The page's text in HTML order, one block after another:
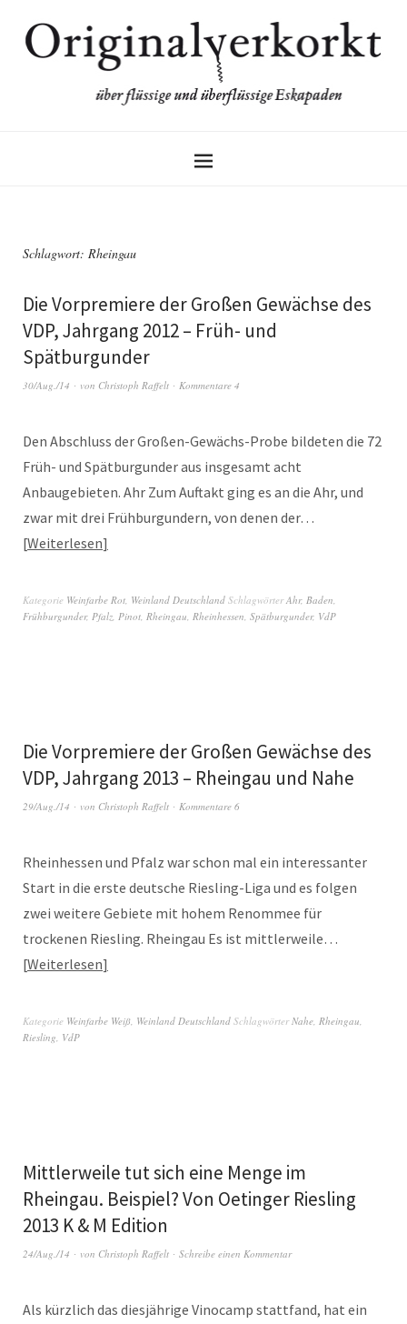
Schlagwort: Rheingau
Die Vorpremiere der Großen Gewächse des
VDP, Jahrgang 2012 – Früh- und
Spätburgunder
30/Aug./14 von Christoph Raffelt Kommentare 4
Den Abschluss der Großen-Gewächs-Probe bildeten die 72
Früh- und Spätburgunder aus insgesamt acht
Anbaugebieten. Ahr Zum Auftakt ging es an die Ahr, und
zwar mit drei Frühburgundern, von denen der…
Weiterlesen
Kategorie Weinfarbe Rot Weinland Deutschland SchlagwörterAhr, Baden
Frühburgunder, Pfalz Pinot Rheingau Rheinhessen Spätburgunder, VdP
Die Vorpremiere der Großen Gewächse des
VDP, Jahrgang 2013 – Rheingau und Nahe
29/Aug./14 von Christoph Raffelt Kommentare 6
Rheinhessen und Pfalz war schon mal ein interessanter
Start in die erste deutsche Riesling-Liga und es folgen
zwei weitere Gebiete mit hohem Renommee für
trockenen Riesling. Rheingau Es ist mittlerweile…
Weiterlesen
Kategorie Weinfarbe Weiß Weinland Deutschland SchlagwörterNahe Rheingau
Riesling VdP
Mittlerweile tut sich eine Menge im
Rheingau. Beispiel? Von Oetinger Riesling
2013 K & M Edition
24/Aug./14 von Christoph Raffelt Schreibe einen Kommentar
Als kürzlich das diesjährige Vinocamp stattfand, hat ein